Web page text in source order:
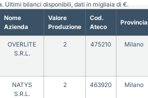
Nome
Azienda
Valore
Produzione
Cod.
Ateco
Provincia
OVERLITE
S.R.L.
2 475210 Milano
NATYS
S.R.L.
2 463920 Milano
Ultimi bilanci disponibili, dati in migliaia di €.